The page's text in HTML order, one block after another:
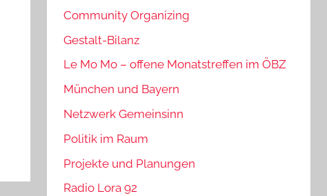
Community Organizing
Gestalt-Bilanz
Le Mo Mo – offene Monatstreffen im ÖBZ
München und Bayern
Netzwerk Gemeinsinn
Politik im Raum
Projekte und Planungen
Radio Lora 92